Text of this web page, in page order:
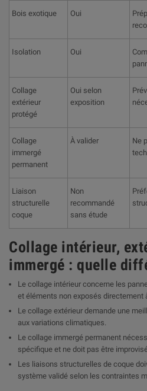
Bois exotique Oui
Isolation Oui
Collage
extérieur
protégé
Oui selon
exposition
Collage
immergé
permanent
À valider
Ne
Liaison
structurelle
coque
Non
recommandé
sans étude
Collage intérieur,
immergé : quelle
Le collage intérieur concerne les
et éléments non exposés directement
Le collage extérieur demande une
aux variations climatiques.
Le collage immergé permanent
spécifique et ne doit pas être
Les liaisons structurelles de coque
système validé selon les contraintes